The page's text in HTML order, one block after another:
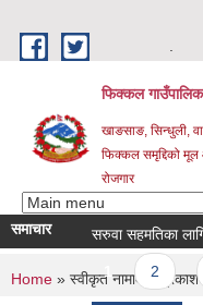
फिक्कल
खाङसाङ, सिन्धुली,
फिक्कल समृद्दिको मूल
रोजगार
समाचारसरुवा सहमतिका लागि
Pages
2 3
You are here
Home » स्वीकृत नामावली